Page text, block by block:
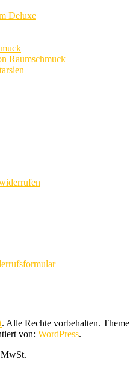
Deluxe
Raumschmuck
. Alle Rechte vorbehalten. Theme
von: WordPress.